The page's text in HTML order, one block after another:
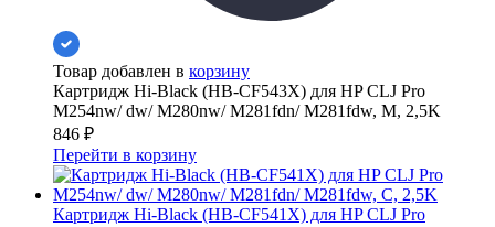
Товар добавлен в корзину
Картридж Hi-Black (HB-CF543X) для HP CLJ Pro
M254nw/ dw/ M280nw/ M281fdn/ M281fdw, M, 2,5K
846 ₽
Перейти в корзину
Картридж Hi-Black (HB-CF541X) для HP CLJ Pro